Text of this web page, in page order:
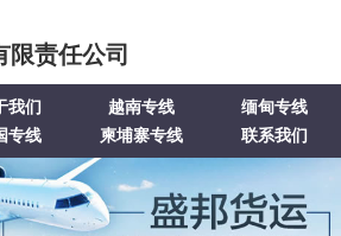
限责任公司
我们 越南专线
缅甸专线
专线 柬埔寨专线 联系我们